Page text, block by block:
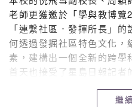
老師更獲邀於「學與教博覽
「連繫社區．發揮所長」
何透過發掘社區特色文化，
素，建構出一個全新的跨學
首天也接受了星島日報記者
繼